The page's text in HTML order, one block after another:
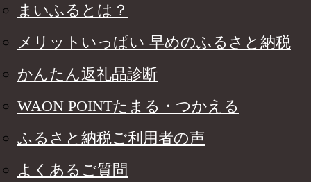
まいふるとは？
メリットいっぱい 早めのふるさと納税
かんたん返礼品診断
WAON POINTたまる・つかえる
ふるさと納税ご利用者の声
よくあるご質問